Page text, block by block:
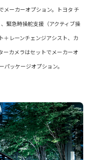
メーカーオプション。トヨタ チ
緊急時操舵支援（アクティブ操
＋レーンチェンジアシスト、カ
ーカメラはセットでメーカーオ
ッケージオプション。